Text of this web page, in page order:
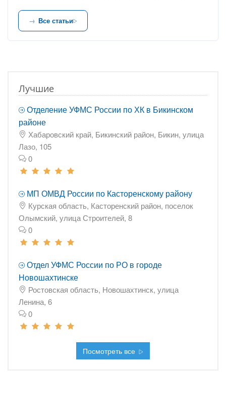
Все статьи
Лучшие
Отделение УФМС России по ХК в Бикинском
районе
Хабаровский край, Бикинский район, Бикин, улица
Лазо, 105
0
МП ОМВД России по Касторенскому району
Курская область, Касторенский район, поселок
Олымский, улица Строителей, 8
0
Отдел УФМС России по РО в городе
Новошахтинске
Ростовская область, Новошахтинск, улица
Ленина, 6
0
Посмотреть все